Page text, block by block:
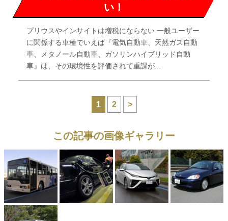
い！
プリウスやインサイトは増税にならない 一般ユーザー
に関係する車種でいえば『電気自動車、天然ガス自動
車、メタノール自動車、ガソリンハイブリッド自動
車』は、その環境性を評価されて重課が...
1 2 >
この記事の画像ギャラリー